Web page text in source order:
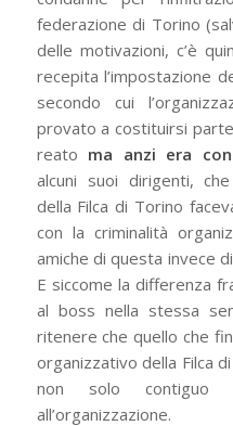
federazione di Torino
delle motivazioni, c’è
recepita l’impostazione
secondo cui
provato a costituirsi
reato ma anzi era
alcuni suoi dirigenti,
della Filca di Torino
con la criminalità
amiche di questa invece
E siccome la differenza
al boss nella stessa
ritenere che quello che
organizzativo della Filca
non solo contiguo
all’organizzazione.